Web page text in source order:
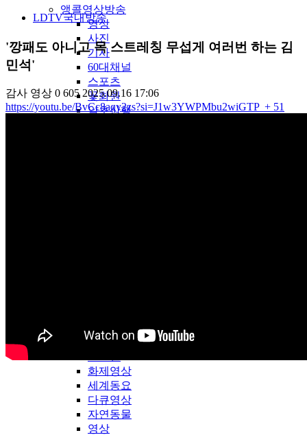
앵콜영상방송
영상
사진
기사
60대채널
스포츠
꽃화원
약초산행
LDTV해외방송
2018년
화제영상
세계동요
다큐영상
자연동물
영상
LDTV국내방송
'깡패도 아니고 목 스트레칭 무섭게 여러번 하는 김
민석'
감사 영상 0 6052025.09.16 17:06
https://youtu.be/BvCc8aqy2zs?si=J1w3YWPMbu2wiGTP + 51